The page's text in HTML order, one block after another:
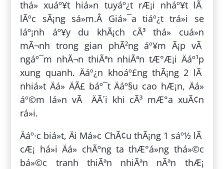
thá» xuáº¥t hiá»n tuyáº¿t rÆ¡i nháº¥t lÃ
lÃºc sÃ¡ng sá»m.Â Giá»¯a tiáº¿t trá»i se
láº¡nh áº¥y du khÃ¡ch cÃ³ thá» cuá»n
mÃ¬nh trong gian phÃ²ng áº¥m Ã¡p vÃ
ngáº¯m nhÃ¬n thiÃªn nhiÃªn tÆ°Æ¡i Äáº¹p
xung quanh. Äáº¿n khoáº£ng thÃ¡ng 2 lÃ
nhiá»t Äá» ÄÃ£ báº¯t Äáº§u cao hÆ¡n, Äá»
áº©m lá»n vÃ ÄÃ´i khi cÃ³ mÆ°a xuÃ¢n
rá»i.
Äáº·c biá»t, Äi Má»c ChÃ¢u thÃ¡ng 1 sáº½ lÃ
cÆ¡ há»i Äá» chÃºng ta thÆ°á»ng thá»©c
bá»©c tranh thiÃªn nhiÃªn nÃªn thÆ¡